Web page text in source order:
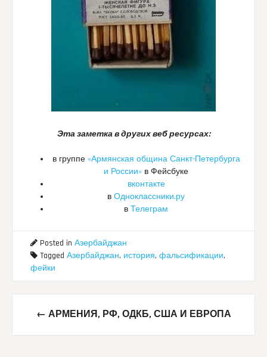
Эта заметка в других веб ресурсах:
в группе «Армянская община Санкт-Петербурга
и России» в Фейсбуке
вконтакте
в Одноклассники.ру
в Телеграм
Posted in Азербайджан
Tagged Азербайджан, история, фальсификации,
фейки
Post
navigation
← АРМЕНИЯ, РФ, ОДКБ, США И ЕВРОПА